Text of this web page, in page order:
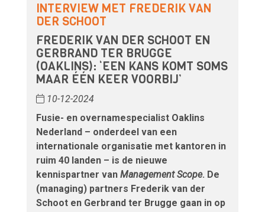
INTERVIEW MET FREDERIK VAN
DER SCHOOT
FREDERIK VAN DER SCHOOT EN
GERBRAND TER BRUGGE
(OAKLINS): ‘EEN KANS KOMT SOMS
MAAR ÉÉN KEER VOORBIJ’
10-12-2024
Fusie- en overnamespecialist Oaklins
Nederland – onderdeel van een
internationale organisatie met kantoren in
ruim 40 landen – is de nieuwe
kennispartner van Management Scope. De
(managing) partners Frederik van der
Schoot en Gerbrand ter Brugge gaan in op